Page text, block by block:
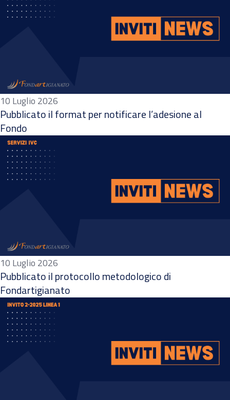
10 Luglio 2026
Pubblicato il format per notificare l’adesione al
Fondo
10 Luglio 2026
Pubblicato il protocollo metodologico di
Fondartigianato